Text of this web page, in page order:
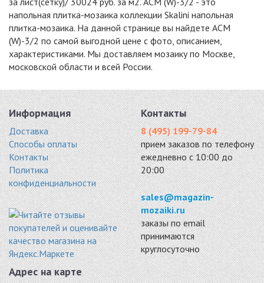
напольная плитка-мозаика коллекции Skalini напольная
плитка-мозаика. На данной странице вы найдете ACM
(W)-3/2 по самой выгодной цене с фото, описанием,
характеристиками. Мы доставляем мозаику по Москве,
московской области и всей России.
Информация
Доставка
Способы оплаты
Контакты
Политика
конфиденциальности
Контакты
8 (495) 199-79-84
прием заказов по телефону
ежедневно с 10:00 до
20:00
sales@magazin-
mozaiki.ru
заказы по email
принимаются
круглосуточно
Адрес на карте